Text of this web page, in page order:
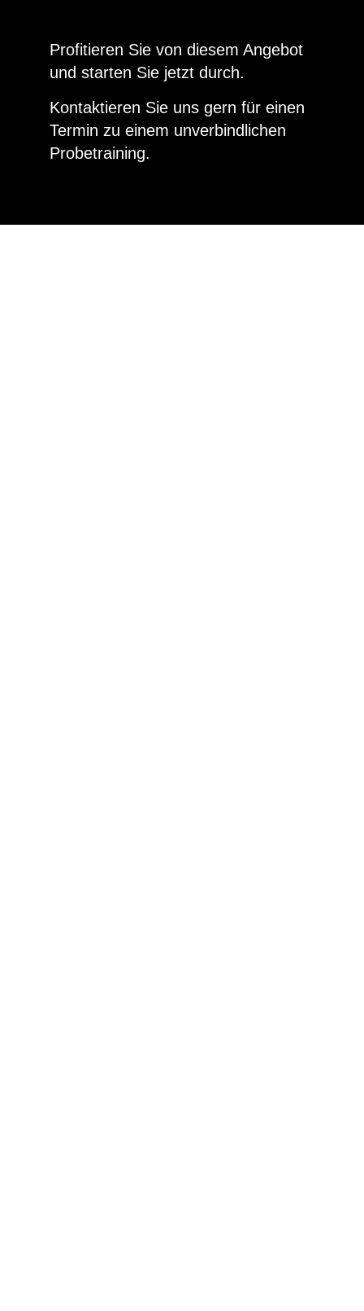
Profitieren Sie von diesem Angebot
und starten Sie jetzt durch.
Kontaktieren Sie uns gern für einen
Termin zu einem unverbindlichen
Probetraining.